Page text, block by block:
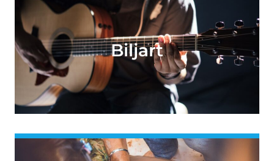
Biljart